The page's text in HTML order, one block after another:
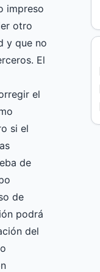
impreso
otro
y que no
El
el
si el
de
de
podrá
del